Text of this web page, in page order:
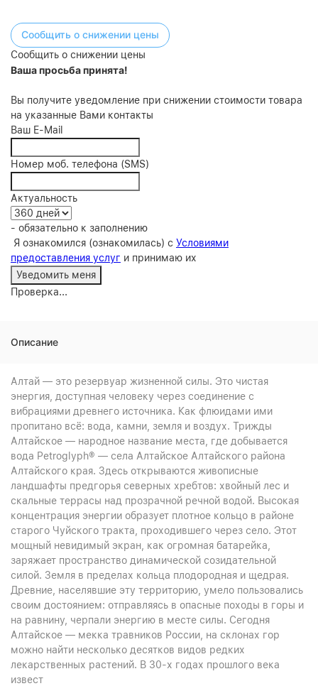
Сообщить о снижении цены
Сообщить о снижении цены
Ваша просьба принята!
Вы получите уведомление при снижении стоимости товара
на указанные Вами контакты
Ваш E-Mail
Номер моб. телефона (SMS)
Актуальность
- обязательно к заполнению
Я ознакомился (ознакомилась) с Условиями
предоставления услуг и принимаю их
Проверка...
Описание
Алтай — это резервуар жизненной силы. Это чистая
энергия, доступная человеку через соединение с
вибрациями древнего источника. Как флюидами ими
пропитано всё: вода, камни, земля и воздух. Трижды
Алтайское — народное название места, где добывается
вода Petroglyph® — села Алтайское Алтайского района
Алтайского края. Здесь открываются живописные
ландшафты предгорья северных хребтов: хвойный лес и
скальные террасы над прозрачной речной водой. Высокая
концентрация энергии образует плотное кольцо в районе
старого Чуйского тракта, проходившего через село. Этот
мощный невидимый экран, как огромная батарейка,
заряжает пространство динамической созидательной
силой. Земля в пределах кольца плодородная и щедрая.
Древние, населявшие эту территорию, умело пользовались
своим достоянием: отправляясь в опасные походы в горы и
на равнину, черпали энергию в месте силы. Сегодня
Алтайское — мекка травников России, на склонах гор
можно найти несколько десятков видов редких
лекарственных растений. В 30-х годах прошлого века
извест